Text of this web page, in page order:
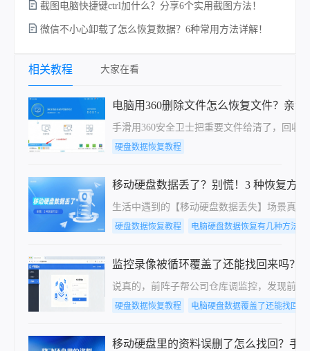
截图电脑快捷键ctrl加什么？分享6个实用截图方法！
微信不小心卸载了怎么恢复数据？6种常用方法详解！
相关教程 大家在看
电脑用360删除文件怎么恢复文件？亲
手滑用360安全卫士把重要文件给清了，回收
硬盘数据恢复教程
移动硬盘数据丢了？别慌！3 种恢复方
生活中遇到的【移动硬盘数据丢失】场景真
硬盘数据恢复教程 电脑硬盘数据恢复有几种方法
监控录像被循环覆盖了还能找回来吗？
说真的，前阵子帮公司仓库调监控，发现前
硬盘数据恢复教程 电脑硬盘数据覆盖了还能找回吗
移动硬盘里的资料误删了怎么找回？手